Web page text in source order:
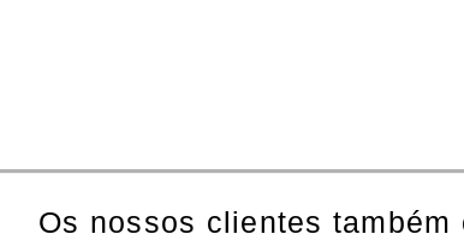
Os nossos clientes